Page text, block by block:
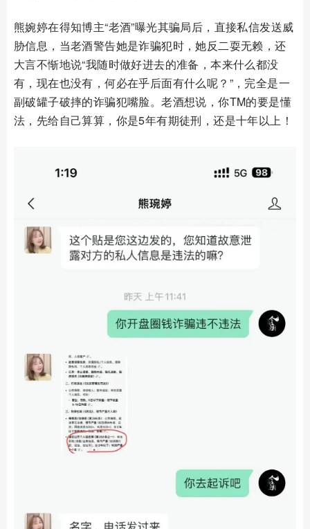
熊婉婷在得知博主“老酒”曝光其骗局后，直接私信发送威
胁信息，当老酒警告她是诈骗犯时，她反二耍无赖，还
大言不惭地说“我随时做好进去的准备，本来什么都没
有，现在也没有，何必在乎后面有什么呢？”，完全是一
副破罐子破摔的诈骗犯嘴脸。老酒想说，你TM的要是懂
法，先给自己算算，你是5年有期徒刑，还是十年以上！